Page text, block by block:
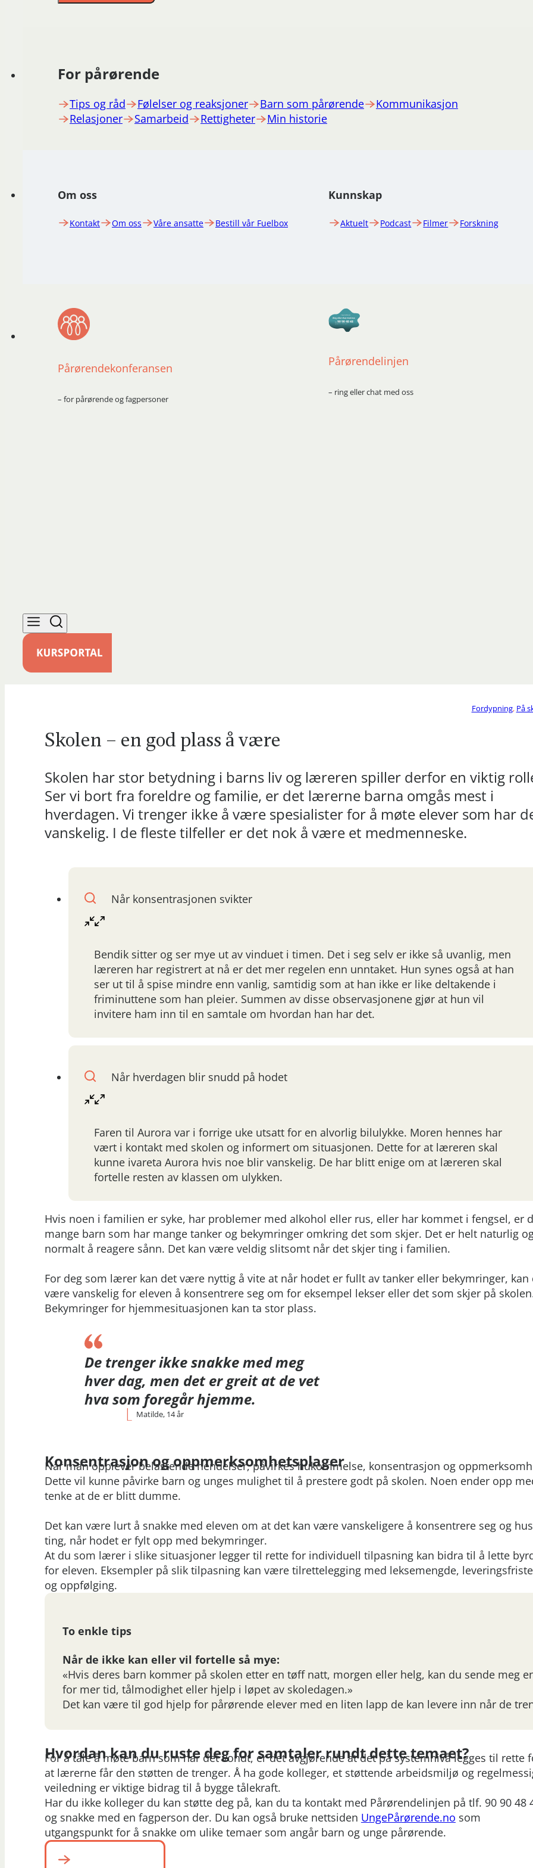
For pårørende
Tips og råd Følelser og reaksjoner Barn som pårørende
Kommunikasjon
Relasjoner
Samarbeid Rettigheter Min historie
Om oss
Kontakt Om oss Våre ansatte Bestill vår Fuelbox
Kunnskap
Aktuelt Podcast Filmer Forskning
Pårørendekonferansen
– for pårørende og fagpersoner
Pårørendelinjen
– ring eller chat med oss
Fordypning, På
Skolen – en god plass å være
Skolen har stor betydning i barns liv og læreren spiller derfor en viktig
Ser vi bort fra foreldre og familie, er det lærerne barna omgås mest i
hverdagen. Vi trenger ikke å være spesialister for å møte elever som har
vanskelig. I de fleste tilfeller er det nok å være et medmenneske.
Når konsentrasjonen svikter
Bendik sitter og ser mye ut av vinduet i timen. Det i seg selv er ikke så uvanlig, men
læreren har registrert at nå er det mer regelen enn unntaket. Hun synes også at han
ser ut til å spise mindre enn vanlig, samtidig som at han ikke er like deltakende i
friminuttene som han pleier. Summen av disse observasjonene gjør at hun vil
invitere ham inn til en samtale om hvordan han har det.
Når hverdagen blir snudd på hodet
Faren til Aurora var i forrige uke utsatt for en alvorlig bilulykke. Moren hennes har
vært i kontakt med skolen og informert om situasjonen. Dette for at læreren skal
kunne ivareta Aurora hvis noe blir vanskelig. De har blitt enige om at læreren skal
fortelle resten av klassen om ulykken.
Hvis noen i familien er syke, har problemer med alkohol eller rus, eller har kommet i fengsel, er
mange barn som har mange tanker og bekymringer omkring det som skjer. Det er helt naturlig
normalt å reagere sånn. Det kan være veldig slitsomt når det skjer ting i familien.
For deg som lærer kan det være nyttig å vite at når hodet er fullt av tanker eller bekymringer, kan
være vanskelig for eleven å konsentrere seg om for eksempel lekser eller det som skjer på
Bekymringer for hjemmesituasjonen kan ta stor plass.
De trenger ikke snakke med meg
hver dag, men det er greit at de vet
hva som foregår hjemme.
Matilde, 14 år
Konsentrasjon og oppmerksomhetsplager
Når man opplever belastende hendelser, påvirkes hukommelse, konsentrasjon og
Dette vil kunne påvirke barn og unges mulighet til å prestere godt på skolen. Noen ender opp
tenke at de er blitt dumme.
Det kan være lurt å snakke med eleven om at det kan være vanskeligere å konsentrere seg og
ting, når hodet er fylt opp med bekymringer.
At du som lærer i slike situasjoner legger til rette for individuell tilpasning kan bidra til å lette
for eleven. Eksempler på slik tilpasning kan være tilrettelegging med leksemengde,
og oppfølging.
To enkle tips
Når de ikke kan eller vil fortelle så mye:
«Hvis deres barn kommer på skolen etter en tøff natt, morgen eller helg, kan du sende meg
for mer tid, tålmodighet eller hjelp i løpet av skoledagen.»
Det kan være til god hjelp for pårørende elever med en liten lapp de kan levere inn når de
Hvordan kan du ruste deg for samtaler rundt dette temaet?
For å tåle å møte barn som har det vondt, er det avgjørende at det på systemnivå legges til rette
at lærerne får den støtten de trenger. Å ha gode kolleger, et støttende arbeidsmiljø og
veiledning er viktige bidrag til å bygge tålekraft.
Har du ikke kolleger du kan støtte deg på, kan du ta kontakt med Pårørendelinjen på tlf. 90 90 48
og snakke med en fagperson der. Du kan også bruke nettsiden UngePårørende.no som
utgangspunkt for å snakke om ulike temaer som angår barn og unge pårørende.